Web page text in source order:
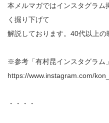
本メルマガではインスタグラム
く掘り下げて
解説しております。40代以上の
※参考「有村昆インスタグラム」
https://www.instagram.com/
・・・・